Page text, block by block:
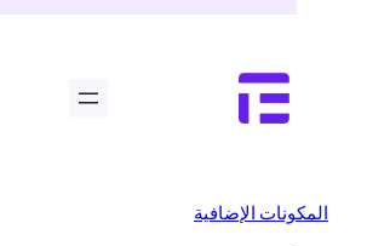
المكونات الإضافية